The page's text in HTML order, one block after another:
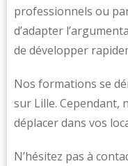
professionnels ou
d’adapter
de développer
Nos formations se
sur Lille. Cependant,
déplacer dans vos
N’hésitez pas à